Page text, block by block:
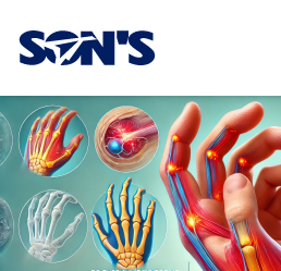
Laboratorios Química Son's